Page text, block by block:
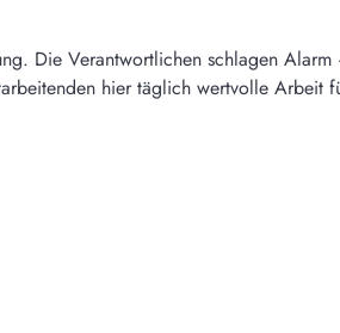
Die Verantwortlichen schlagen
hier täglich wertvolle